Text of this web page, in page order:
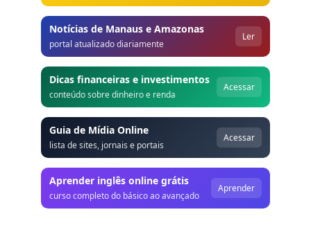
Notícias de Manaus e Amazonas
portal atualizado diariamente
Ler
Dicas financeiras e investimentos
conteúdo sobre dinheiro e renda
Acessar
Guia de Mídia Online
lista de sites, jornais e portais
Acessar
Aprender inglês online grátis
curso completo do básico ao avançado
Aprender